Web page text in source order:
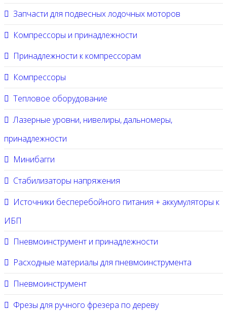
Запчасти для подвесных лодочных моторов
Компрессоры и принадлежности
Принадлежности к компрессорам
Компрессоры
Тепловое оборудование
Лазерные уровни, нивелиры, дальномеры,
принадлежности
Минибагги
Стабилизаторы напряжения
Источники бесперебойного питания + аккумуляторы к
ИБП
Пневмоинструмент и принадлежности
Расходные материалы для пневмоинструмента
Пневмоинструмент
Фрезы для ручного фрезера по дереву